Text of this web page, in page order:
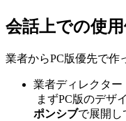
会話上での使用
業者からPC版優先で作
業者ディレクター
まずPC版のデザ
ポンシブで展開し